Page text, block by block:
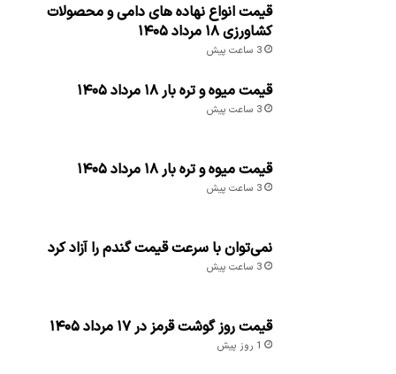
قیمت انواع نهاده های دامی و محصولات
کشاورزی ۱۸ مرداد ۱۴۰۵
3 ساعت پیش
قیمت میوه و تره بار ۱۸ مرداد ۱۴۰۵
3 ساعت پیش
قیمت میوه و تره بار ۱۸ مرداد ۱۴۰۵
3 ساعت پیش
نمی‌توان با سرعت قیمت گندم را آزاد کرد
3 ساعت پیش
قیمت روز گوشت قرمز در ۱۷ مرداد ۱۴۰۵
1 روز پیش